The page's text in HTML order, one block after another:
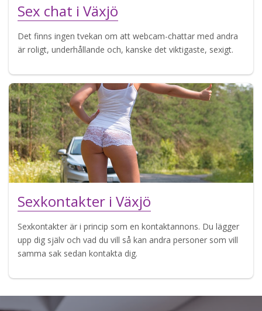
Sex chat i Växjö
Det finns ingen tvekan om att webcam-chattar med andra
är roligt, underhållande och, kanske det viktigaste, sexigt.
Sexkontakter i Växjö
Sexkontakter är i princip som en kontaktannons. Du lägger
upp dig själv och vad du vill så kan andra personer som vill
samma sak sedan kontakta dig.